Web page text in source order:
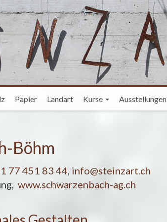
Papier Landart Kurse Ausstellungen
Böhm
77 451 83 44, info@steinzart.ch
www.schwarzenbach-ag.ch